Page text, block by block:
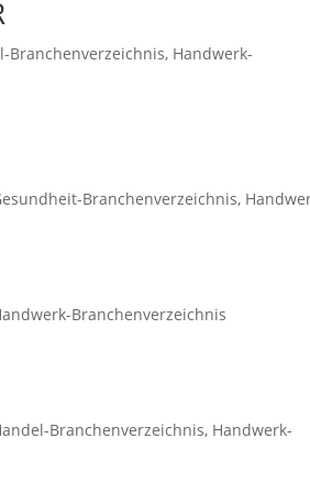
Branchenverzeichnis, Handwerk-
Branchenverzeichnis,
Branchenverzeichnis
Branchenverzeichnis, Handwerk-